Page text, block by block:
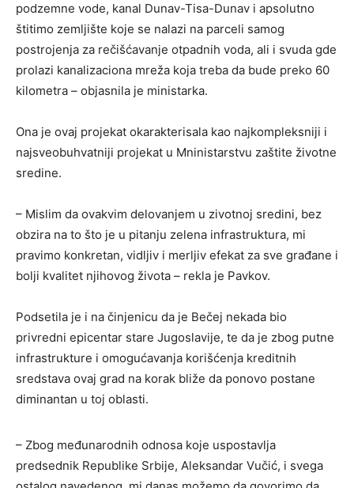
podzemne vode, kanal Dunav-Tisa-Dunav i apsolutno
štitimo zemljište koje se nalazi na parceli samog
postrojenja za rečišćavanje otpadnih voda, ali i svuda gde
prolazi kanalizaciona mreža koja treba da bude preko 60
kilometra – objasnila je ministarka.
Ona je ovaj projekat okarakterisala kao najkompleksniji i
najsveobuhvatniji projekat u Mninistarstvu zaštite životne
sredine.
– Mislim da ovakvim delovanjem u zivotnoj sredini, bez
obzira na to što je u pitanju zelena infrastruktura, mi
pravimo konkretan, vidljiv i merljiv efekat za sve građane i
bolji kvalitet njihovog života – rekla je Pavkov.
Podsetila je i na činjenicu da je Bečej nekada bio
privredni epicentar stare Jugoslavije, te da je zbog putne
infrastrukture i omogućavanja korišćenja kreditnih
sredstava ovaj grad na korak bliže da ponovo postane
diminantan u toj oblasti.
– Zbog međunarodnih odnosa koje uspostavlja
predsednik Republike Srbije, Aleksandar Vučić, i svega